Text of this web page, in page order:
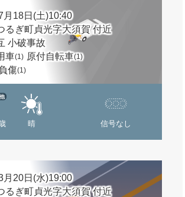
月18日(土)10:40
るぎ町貞光字大須賀 付近
小破事故
車(1) 原付自転車(1)
傷(1)
他
晴 信号なし
月20日(水)19:00
るぎ町貞光字大須賀 付近